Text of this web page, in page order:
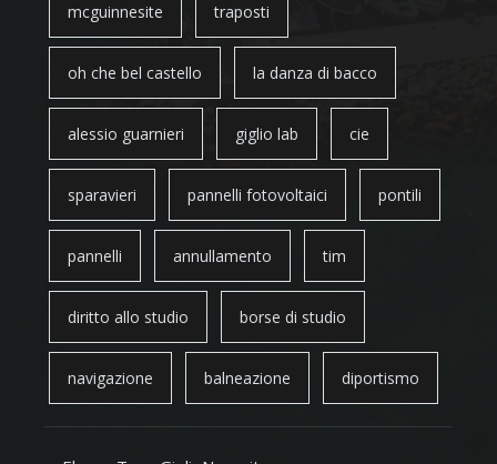
mcguinnesite traposti
oh che bel castello la danza di bacco
alessio guarnieri giglio lab cie
sparavieri pannelli fotovoltaici pontili
pannelli annullamento tim
diritto allo studio borse di studio
navigazione balneazione diportismo